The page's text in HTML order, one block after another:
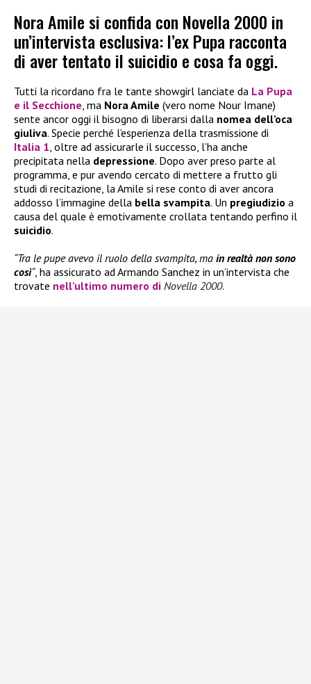
Nora Amile si confida con Novella 2000 in
un’intervista esclusiva: l’ex Pupa racconta
di aver tentato il suicidio e cosa fa oggi.
Tutti la ricordano fra le tante showgirl lanciate da La Pupa
e il Secchione , ma Nora Amile (vero nome Nour Imane)
sente ancor oggi il bisogno di liberarsi dalla nomea dell’oca
giuliva. Specie perché l’esperienza della trasmissione di
Italia 1 , oltre ad assicurarle il successo, l’ha anche
precipitata nella depressione. Dopo aver preso parte al
programma, e pur avendo cercato di mettere a frutto gli
studi di recitazione, la Amile si rese conto di aver ancora
addosso l’immagine della bella svampita. Un pregiudizio a
causa del quale è emotivamente crollata tentando perfino il
suicidio.
“Tra le pupe avevo il ruolo della svampita, ma in realtà non sono
così“, ha assicurato ad Armando Sanchez in un’intervista che
trovate nell’ultimo numero di Novella 2000.